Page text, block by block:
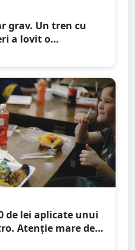
grav. Un tren cu
a lovit o
foc
de lei aplicate unui
Atenție mare de